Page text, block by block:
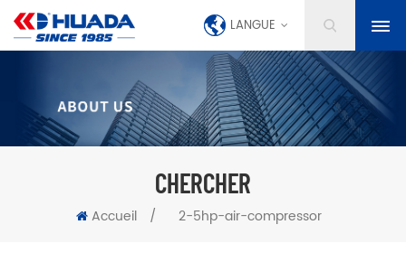
LANGUE
CHERCHER
Accueil / 2-5hp-air-compressor